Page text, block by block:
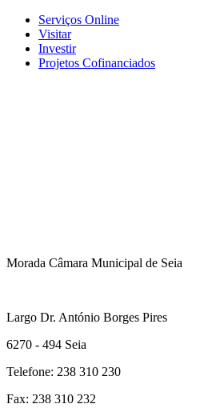
Serviços Online
Visitar
Investir
Projetos Cofinanciados
Morada Câmara Municipal de Seia
Largo Dr. António Borges Pires
6270 - 494 Seia
Telefone: 238 310 230
Fax: 238 310 232